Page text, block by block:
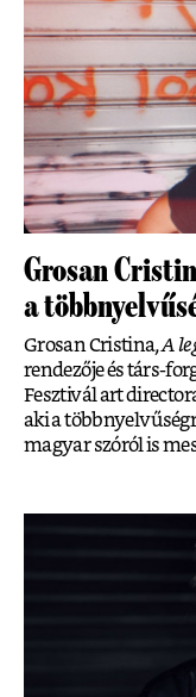
Grosan
a
Grosan Cristina,A
rendezője és társ-
Fesztivál art
aki a
magyar szóról is